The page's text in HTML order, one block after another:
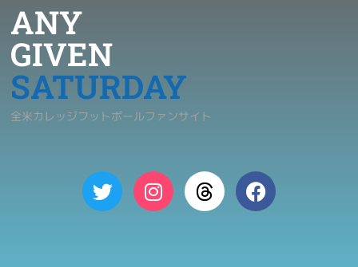
ANY
GIVEN
SATURDAY
全米カレッジフットボールファンサイト